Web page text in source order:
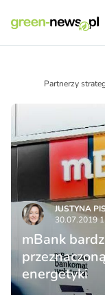
Partnerzy
JUSTYNA
30.07.2019
mBank
energetyki